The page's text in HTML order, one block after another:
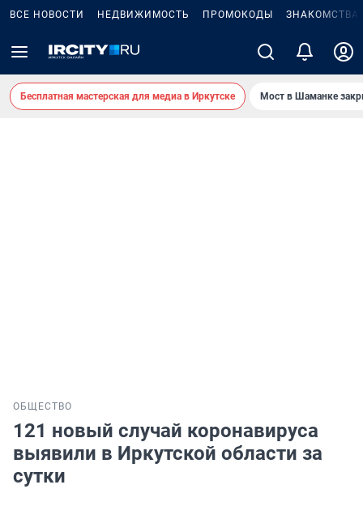
ВСЕ НОВОСТИ НЕДВИЖИМОСТЬ ПРОМОКОДЫ ЗНАКОМСТВА
Бесплатная мастерская для медиа в Иркутске Мост в Шаманке
ОБЩЕСТВО
121 новый случай коронавируса
выявили в Иркутской области за
сутки